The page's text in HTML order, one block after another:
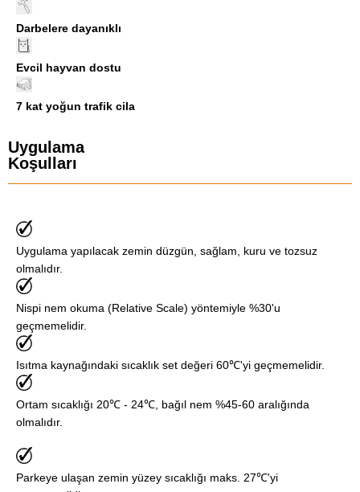
Darbelere dayanıklı
Evcil hayvan dostu
7 kat yoğun trafik cila
Uygulama
Koşulları
Uygulama yapılacak zemin düzgün, sağlam, kuru ve tozsuz
olmalıdır.
Nispi nem okuma (Relative Scale) yöntemiyle %30'u
geçmemelidir.
Isıtma kaynağındaki sıcaklık set değeri 60℃'yi geçmemelidir.
Ortam sıcaklığı 20℃ - 24℃, bağıl nem %45-60 aralığında
olmalıdır.
Parkeye ulaşan zemin yüzey sıcaklığı maks. 27℃'yi